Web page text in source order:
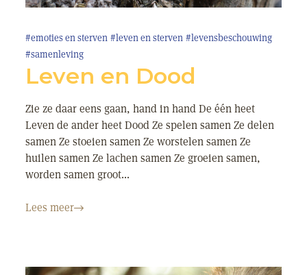
#emoties en sterven #leven en sterven #levensbeschouwing
#samenleving
Leven en Dood
Zie ze daar eens gaan, hand in hand De één heet
Leven de ander heet Dood Ze spelen samen Ze delen
samen Ze stoeien samen Ze worstelen samen Ze
huilen samen Ze lachen samen Ze groeien samen,
worden samen groot...
Lees meer